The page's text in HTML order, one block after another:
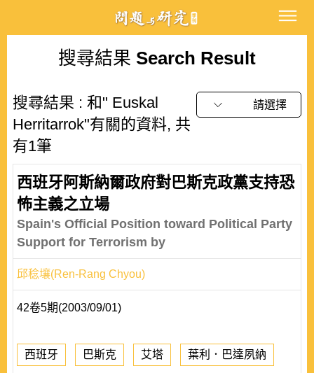
搜尋結果 Search Result
搜尋結果 : 和" Euskal
Herritarrok"有關的資料, 共
有1筆
請選擇
西班牙阿斯納爾政府對巴斯克政黨支持恐
怖主義之立場
Spain's Official Position toward Political Party
Support for Terrorism by
邱稔壤(Ren-Rang Chyou)
42卷5期(2003/09/01)
西班牙 巴斯克 艾塔 葉利．巴達夙納